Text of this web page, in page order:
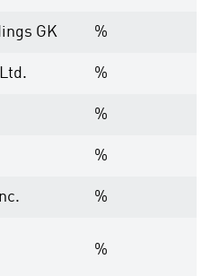
GK %
%
%
%
%
%